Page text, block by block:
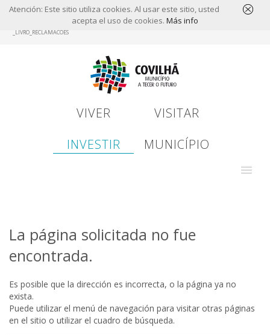
Atención: Este sitio utiliza cookies. Al usar este sitio, usted
acepta el uso de cookies. Más info
_LIVRO_RECLAMACOES
VIVER
VISITAR
INVESTIR
MUNICÍPIO
La página solicitada no fue
encontrada.
Es posible que la dirección es incorrecta, o la página ya no
exista.
Puede utilizar el menú de navegación para visitar otras páginas
en el sitio o utilizar el cuadro de búsqueda.